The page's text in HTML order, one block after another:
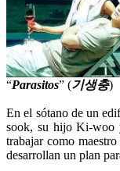
“Parasitos” (기생충)
En el sótano de un
sook, su hijo Ki-woo
trabajar como
desarrollan un plan